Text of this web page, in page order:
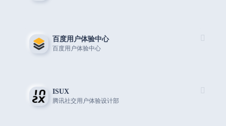
百度用户体验中心
百度用户体验中心
ISUX
腾讯社交用户体验设计部